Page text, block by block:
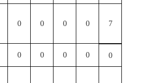
0 0 0 0 7
0 0 0 0 0